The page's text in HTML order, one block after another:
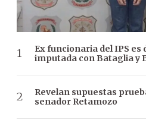
Ex funcionaria del IPS
imputada con Bataglia y
Revelan supuestas
senador Retamozo